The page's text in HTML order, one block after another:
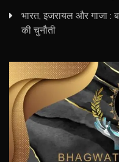
भारत, इजरायल और गाजा :
की चुनौती